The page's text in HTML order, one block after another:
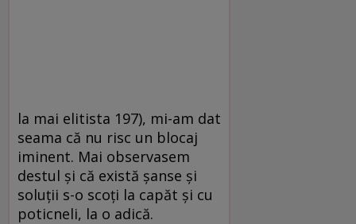
la mai elitista 197), mi-am dat
seama că nu risc un blocaj
iminent. Mai observasem
destul şi că există şanse şi
soluţii s-o scoţi la capăt şi cu
poticneli, la o adică.